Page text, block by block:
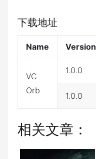
下载地址
Name Version
VC
Orb
1.0.0
1.0.0
相关文章：